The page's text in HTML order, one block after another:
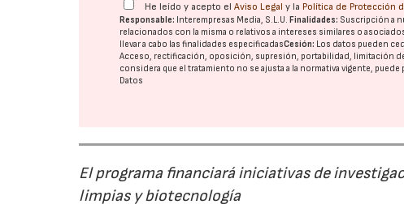
He leído y acepto elAviso Legal y la Política de Protección
Responsable: Interempresas Media, S.L.U. Finalidades: Suscripción a
relacionados con la misma o relativos a intereses similares o
llevar a cabo las finalidades especificadasCesión: Los datos pueden
Acceso, rectificación, oposición, supresión, portabilidad, limitación
considera que el tratamiento no se ajusta a la normativa vigente,
Datos
El programa financiará iniciativas de
limpias y biotecnología